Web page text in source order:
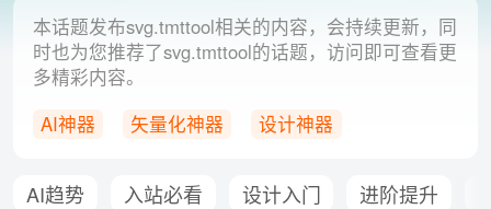
本话题发布svg.tmttool相关的内容，会持续更新，同
时也为您推荐了svg.tmttool的话题，访问即可查看更
多精彩内容。
AI神器
矢量化神器 设计神器
AI趋势 入站必看 设计入门 进阶提升